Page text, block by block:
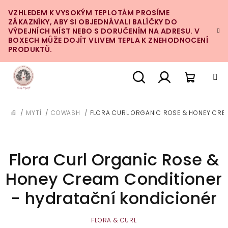
na
obsah
VZHLEDEM K VYSOKÝM TEPLOTÁM PROSÍME
ZÁKAZNÍKY, ABY SI OBJEDNÁVALI BALÍČKY DO
VÝDEJNÍCH MÍST NEBO S DORUČENÍM NA ADRESU. V
BOXECH MŮŽE DOJÍT VLIVEM TEPLA K ZNEHODNOCENÍ
PRODUKTŮ.
DOMŮ
/ MYTÍ / COWASH / FLORA CURL ORGANIC ROSE & HONEY
Flora Curl Organic Rose &
Honey Cream Conditioner
- hydratační kondicionér
FLORA & CURL